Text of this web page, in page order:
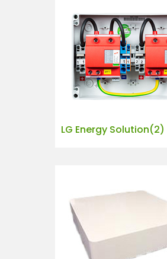
LG Energy Solution(2)